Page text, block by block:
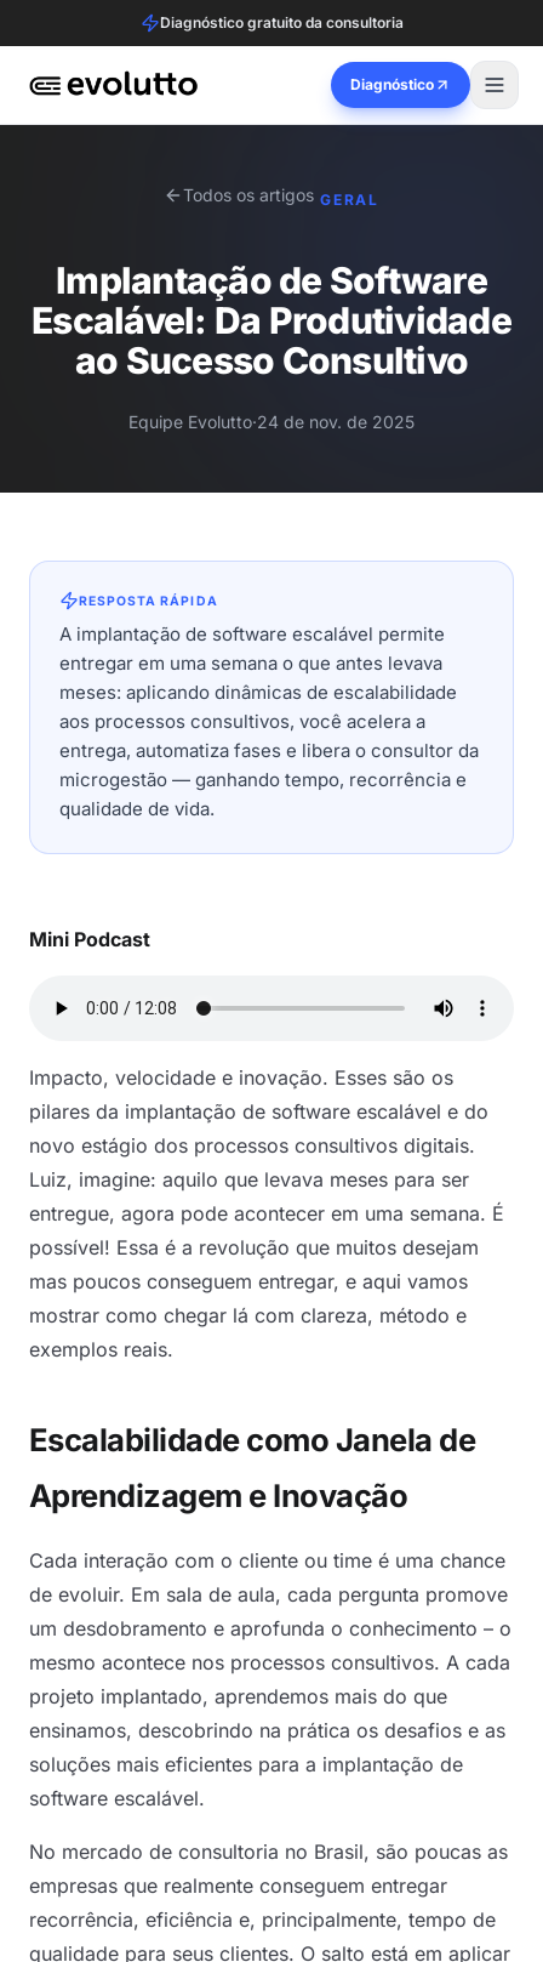
Diagnóstico gratuito da consultoria
Diagnóstico
Todos os artigos GERAL
Implantação de Software
Escalável: Da Produtividade
ao Sucesso Consultivo
Equipe Evolutto·24 de nov. de 2025
RESPOSTA RÁPIDA
A implantação de software escalável permite
entregar em uma semana o que antes levava
meses: aplicando dinâmicas de escalabilidade
aos processos consultivos, você acelera a
entrega, automatiza fases e libera o consultor da
microgestão — ganhando tempo, recorrência e
qualidade de vida.
Mini Podcast
Impacto, velocidade e inovação. Esses são os
pilares da implantação de software escalável e do
novo estágio dos processos consultivos digitais.
Luiz, imagine: aquilo que levava meses para ser
entregue, agora pode acontecer em uma semana. É
possível! Essa é a revolução que muitos desejam
mas poucos conseguem entregar, e aqui vamos
mostrar como chegar lá com clareza, método e
exemplos reais.
Escalabilidade como Janela de
Aprendizagem e Inovação
Cada interação com o cliente ou time é uma chance
de evoluir. Em sala de aula, cada pergunta promove
um desdobramento e aprofunda o conhecimento – o
mesmo acontece nos processos consultivos. A cada
projeto implantado, aprendemos mais do que
ensinamos, descobrindo na prática os desafios e as
soluções mais eficientes para a implantação de
software escalável.
No mercado de consultoria no Brasil, são poucas as
empresas que realmente conseguem entregar
recorrência, eficiência e, principalmente, tempo de
qualidade para seus clientes. O salto está em aplicar